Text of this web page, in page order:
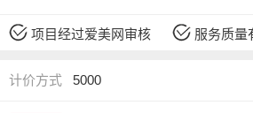
项目经过爱美网审核 服务质量
计价方式 5000